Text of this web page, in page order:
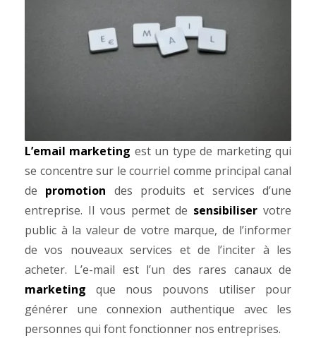
L’email marketing est un type de marketing qui
se concentre sur le courriel comme principal canal
de promotion des produits et services d’une
entreprise. Il vous permet de sensibiliser votre
public à la valeur de votre marque, de l’informer
de vos nouveaux services et de l’inciter à les
acheter. L’e-mail est l’un des rares canaux de
marketing que nous pouvons utiliser pour
générer une connexion authentique avec les
personnes qui font fonctionner nos entreprises.